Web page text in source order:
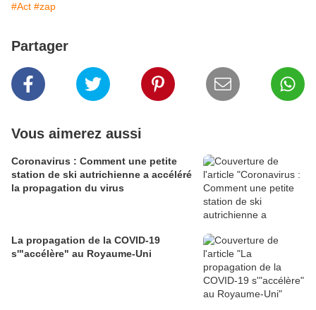
#Act #zap
Partager
Vous aimerez aussi
Coronavirus : Comment une petite
station de ski autrichienne a accéléré
la propagation du virus
La propagation de la COVID-19
s'"accélère" au Royaume-Uni